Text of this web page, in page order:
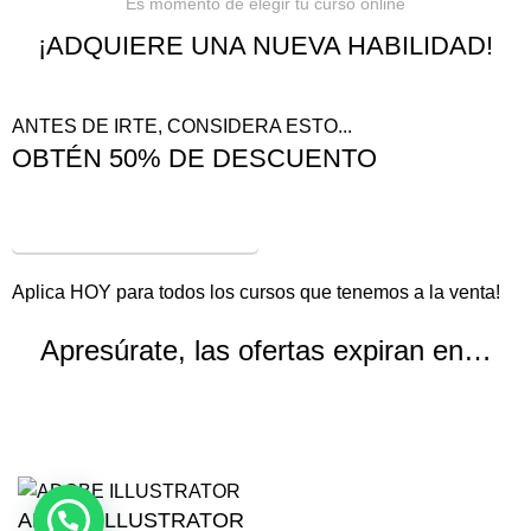
¡ADQUIERE UNA NUEVA HABILIDAD!
ANTES DE IRTE, CONSIDERA ESTO...
OBTÉN 50% DE DESCUENTO
Aplica HOY para todos los cursos que tenemos a la venta!
Apresúrate, las ofertas expiran en…
ADOBE ILLUSTRATOR